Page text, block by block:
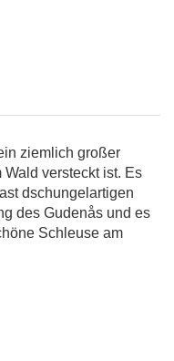
ziemlich großer
Wald versteckt ist. Es
dschungelartigen
des Gudenås und es
Schleuse am